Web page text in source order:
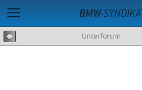
Unterforum